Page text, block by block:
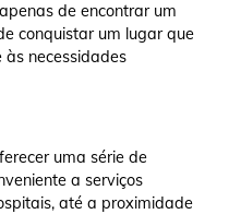
de encontrar um
conquistar um lugar que
necessidades
uma série de
a serviços
até a proximidade